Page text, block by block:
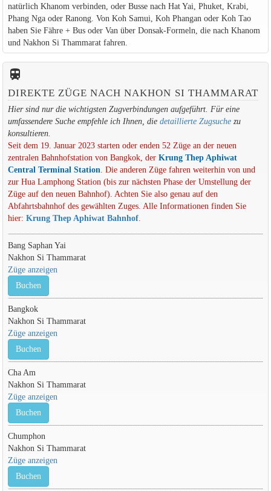
natürlich Khanom verbinden, oder Busse nach Hat Yai, Phuket, Krabi,
Phang Nga oder Ranong. Von Koh Samui, Koh Phangan oder Koh Tao
haben Sie Fähre + Bus oder Van über Donsak-Formeln, die nach Khanom
und Nakhon Si Thammarat fahren.
train
DIREKTE ZÜGE NACH NAKHON SI THAMMARAT
Hier sind nur die wichtigsten Zugverbindungen aufgeführt. Für eine
umfassendere Suche empfehle ich Ihnen, die detaillierte Zugsuchezu
konsultieren.
Seit dem 19. Januar 2023 starten oder enden 52 Züge an der neuen
zentralen Bahnhofstation von Bangkok, der Krung Thep Aphiwat
Central Terminal Station . Die anderen Züge fahren weiterhin von und
zur Hua Lamphong Station (bis zur nächsten Phase der Umstellung der
Züge auf den neuen Bahnhof). Achten Sie also genau auf den
Abfahrtsbahnhof des gewählten Zuges. Alle Informationen finden Sie
hier: Krung Thep Aphiwat Bahnhof.
Bang Saphan Yai
Nakhon Si Thammarat
Züge anzeigen
Buchen
Bangkok
Nakhon Si Thammarat
Züge anzeigen
Buchen
Cha Am
Nakhon Si Thammarat
Züge anzeigen
Buchen
Chumphon
Nakhon Si Thammarat
Züge anzeigen
Buchen